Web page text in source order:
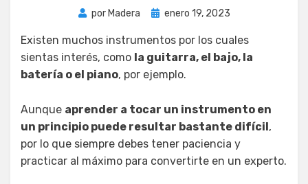
por Madera
Publicada
enero 19, 2023
Existen muchos instrumentos por los cuales
sientas interés, como la guitarra, el bajo, la
batería o el piano, por ejemplo.
Aunque aprender a tocar un instrumento en
un principio puede resultar bastante difícil,
por lo que siempre debes tener paciencia y
practicar al máximo para convertirte en un experto.